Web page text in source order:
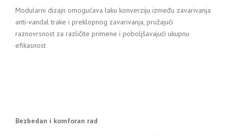
Modularni dizajn omogućava laku konverziju između zavarivanja
anti-vandal trake i preklopnog zavarivanja, pružajući
raznovrsnost za različite primene i poboljšavajući ukupnu
efikasnost
Bezbedan i komforan rad